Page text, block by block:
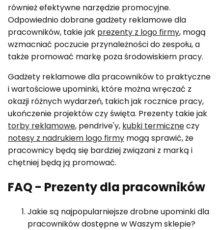
również efektywne narzędzie promocyjne.
Odpowiednio dobrane gadżety reklamowe dla
pracowników, takie jak prezenty z logo firmy, mogą
wzmacniać poczucie przynależności do zespołu, a
także promować markę poza środowiskiem pracy.
Gadżety reklamowe dla pracowników to praktyczne
i wartościowe upominki, które można wręczać z
okazji różnych wydarzeń, takich jak rocznice pracy,
ukończenie projektów czy święta. Prezenty takie jak
torby reklamowe, pendrive'y, kubki termiczneczy
notesy z nadrukiem logo firmy mogą sprawić, że
pracownicy będą się bardziej związani z marką i
chętniej będą ją promować.
FAQ - Prezenty dla pracowników
Jakie są najpopularniejsze drobne upominki dla
pracowników dostępne w Waszym sklepie?